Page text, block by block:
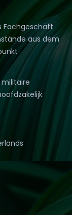
Fachgeschäft
aus dem